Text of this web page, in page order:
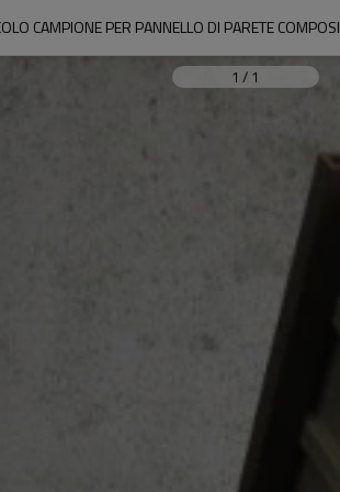
CAMPIONE PER PANNELLO DI PARETE
1 / 1